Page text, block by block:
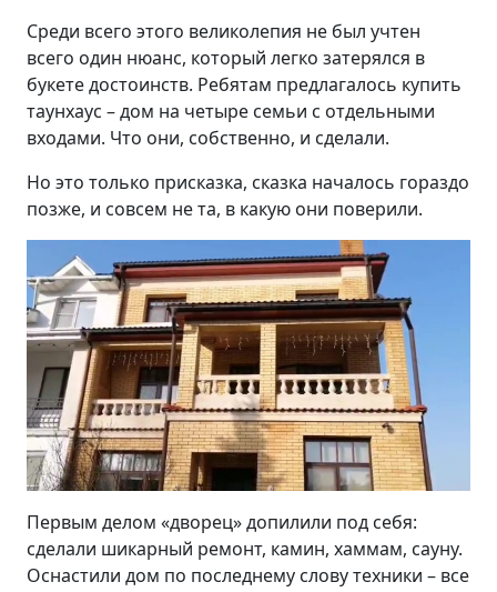
Среди всего этого великолепия не был учтен
всего один нюанс, который легко затерялся в
букете достоинств. Ребятам предлагалось купить
таунхаус – дом на четыре семьи с отдельными
входами. Что они, собственно, и сделали.
Но это только присказка, сказка началось гораздо
позже, и совсем не та, в какую они поверили.
Первым делом «дворец» допилили под себя:
сделали шикарный ремонт, камин, хаммам, сауну.
Оснастили дом по последнему слову техники – все